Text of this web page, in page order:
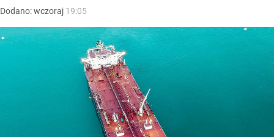
Dodano:wczoraj 19:05